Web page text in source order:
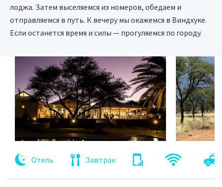
лоджа. Затем выселяемся из номеров, обедаем и
отправляемся в путь. К вечеру мы окажемся в Виндхуке.
Если останется время и силы — прогуляемся по городу.
Отель Завтрак